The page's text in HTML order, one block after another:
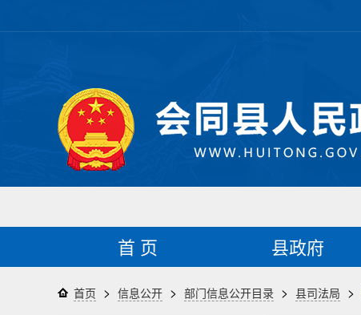
首 页 县政府
首页 > 信息公开 > 部门信息公开目录 > 县司法局 >